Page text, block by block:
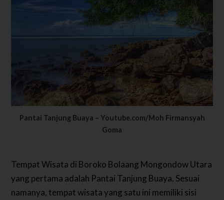
Pantai Tanjung Buaya – Youtube.com/Moh Firmansyah
Goma
Tempat Wisata di Boroko Bolaang Mongondow Utara
yang pertama adalah Pantai Tanjung Buaya. Sesuai
namanya, tempat wisata yang satu ini memiliki sisi